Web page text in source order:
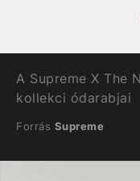
A Supreme X The
kollekci ódarabjai
Forrás Supreme